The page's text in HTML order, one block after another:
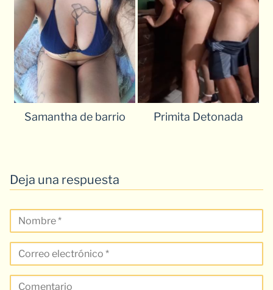
Samantha de barrio Primita Detonada
Deja una respuesta